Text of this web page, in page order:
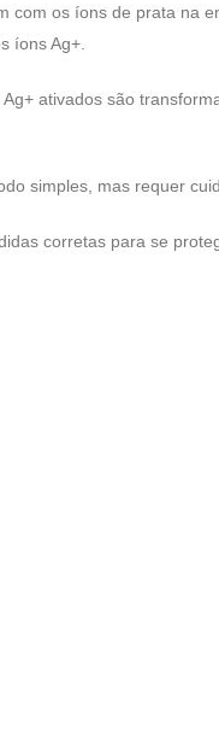
com os íons de prata na
íons Ag+.
ativados são
simples, mas requer
corretas para se